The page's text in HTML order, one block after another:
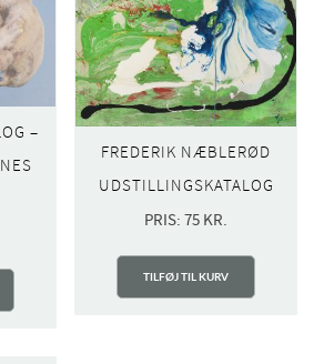
–
FREDERIK NÆBLERØD
UDSTILLINGSKATALOG
PRIS:75 KR.
TILFØJ TIL KURV